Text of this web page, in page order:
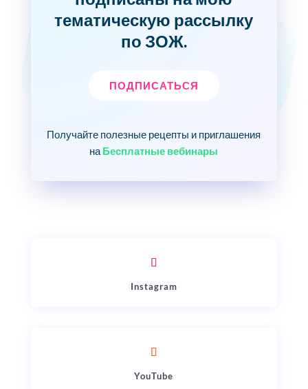
тематическую рассылку
по ЗОЖ.
ПОДПИСАТЬСЯ
Получайте полезные рецепты и приглашения
на Бесплатные вебинары
Instagram
YouTube